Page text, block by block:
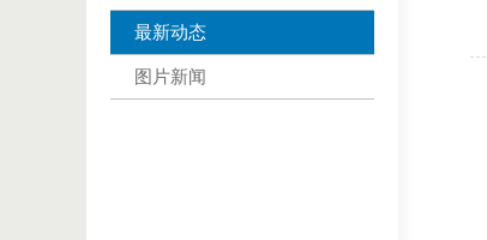
最新动态
图片新闻